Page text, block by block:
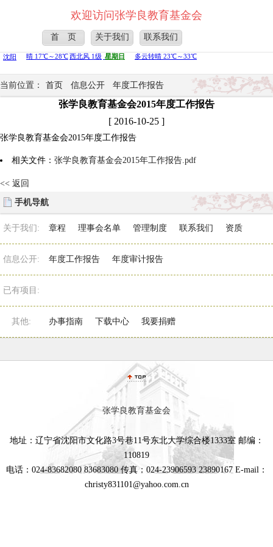
欢迎访问张学良教育基金会
首 页 关于我们 联系我们
当前位置： 首页 信息公开 年度工作报告
张学良教育基金会2015年度工作报告
[ 2016-10-25 ]
张学良教育基金会2015年度工作报告
相关文件： 张学良教育基金会2015年工作报告.pdf
<< 返回
手机导航
关于我们: 章程 理事会名单 管理制度 联系我们 资质
信息公开: 年度工作报告 年度审计报告
已有项目:
其他: 办事指南 下载中心 我要捐赠
张学良教育基金会
地址：辽宁省沈阳市文化路3号巷11号东北大学综合楼1333室 邮编：
110819
电话：024-83682080 83683080 传真：024-23906593 23890167 E-mail：
christy831101@yahoo.com.cn